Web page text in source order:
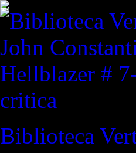
critica
Biblioteca